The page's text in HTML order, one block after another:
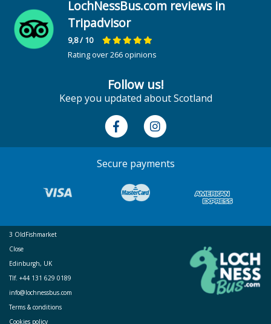
LochNessBus.com reviews in
Tripadvisor
9,8/ 10
Rating over 266 opinions
Follow us!
Keep you updated about Scotland
Secure payments
3 OldFishmarket
Close
Edinburgh, UK
Tlf. +44 131 629 0189
info@lochnessbus.com
Terms & conditions
Cookies policy